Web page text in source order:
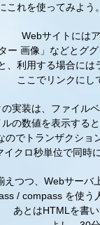
これを使ってみよう
Webサイトには
ー 画像」などとグ
、利用する場合に
ここでリンクにし
の実装は、ファイル
の数値を表示する
のでトランザクショ
イクロ秒単位で同時
つつ、 Webサーバ
/ compass を使う
あとはHTMLを書